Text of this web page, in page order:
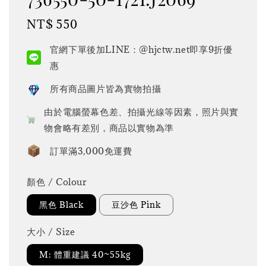
Regular
NT$ 550
官網下單後加LINE：@hjctw.net即享9折優
惠
所有商品圖片皆為實物拍攝
由於電腦螢幕色差、拍攝光線等因素，照片與實
物會略有差別，商品以實物為準
訂單滿3,000免運費
顏色 / Colour
黑色 Black 豆沙色 Pink
大小 / Size
M: 體重建議 40~55kg